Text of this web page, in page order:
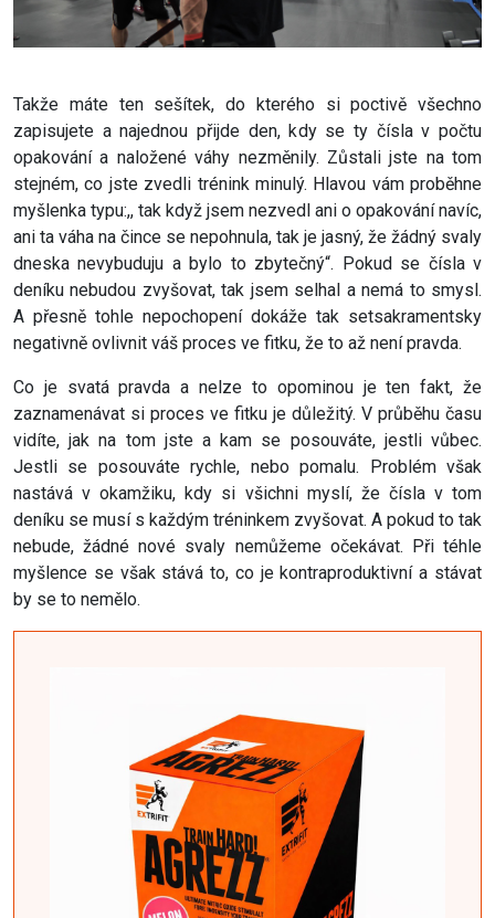
Takže máte ten sešítek, do kterého si poctivě všechno
zapisujete a najednou přijde den, kdy se ty čísla v počtu
opakování a naložené váhy nezměnily. Zůstali jste na tom
stejném, co jste zvedli trénink minulý. Hlavou vám proběhne
myšlenka typu:,, tak když jsem nezvedl ani o opakování navíc,
ani ta váha na čince se nepohnula, tak je jasný, že žádný svaly
dneska nevybuduju a bylo to zbytečný“. Pokud se čísla v
deníku nebudou zvyšovat, tak jsem selhal a nemá to smysl.
A přesně tohle nepochopení dokáže tak setsakramentsky
negativně ovlivnit váš proces ve fitku, že to až není pravda.
Co je svatá pravda a nelze to opominou je ten fakt, že
zaznamenávat si proces ve fitku je důležitý. V průběhu času
vidíte, jak na tom jste a kam se posouváte, jestli vůbec.
Jestli se posouváte rychle, nebo pomalu. Problém však
nastává v okamžiku, kdy si všichni myslí, že čísla v tom
deníku se musí s každým tréninkem zvyšovat. A pokud to tak
nebude, žádné nové svaly nemůžeme očekávat. Při téhle
myšlence se však stává to, co je kontraproduktivní a stávat
by se to nemělo.